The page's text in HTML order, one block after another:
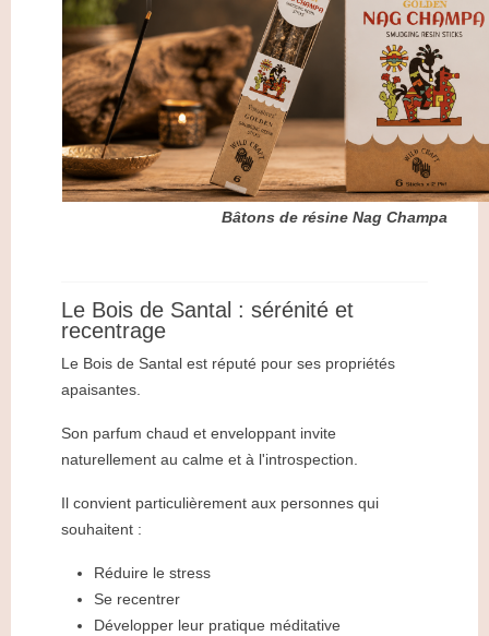
Bâtons de résine Nag Champa
Le Bois de Santal : sérénité et
recentrage
Le Bois de Santal est réputé pour ses propriétés
apaisantes.
Son parfum chaud et enveloppant invite
naturellement au calme et à l'introspection.
Il convient particulièrement aux personnes qui
souhaitent :
Réduire le stress
Se recentrer
Développer leur pratique méditative